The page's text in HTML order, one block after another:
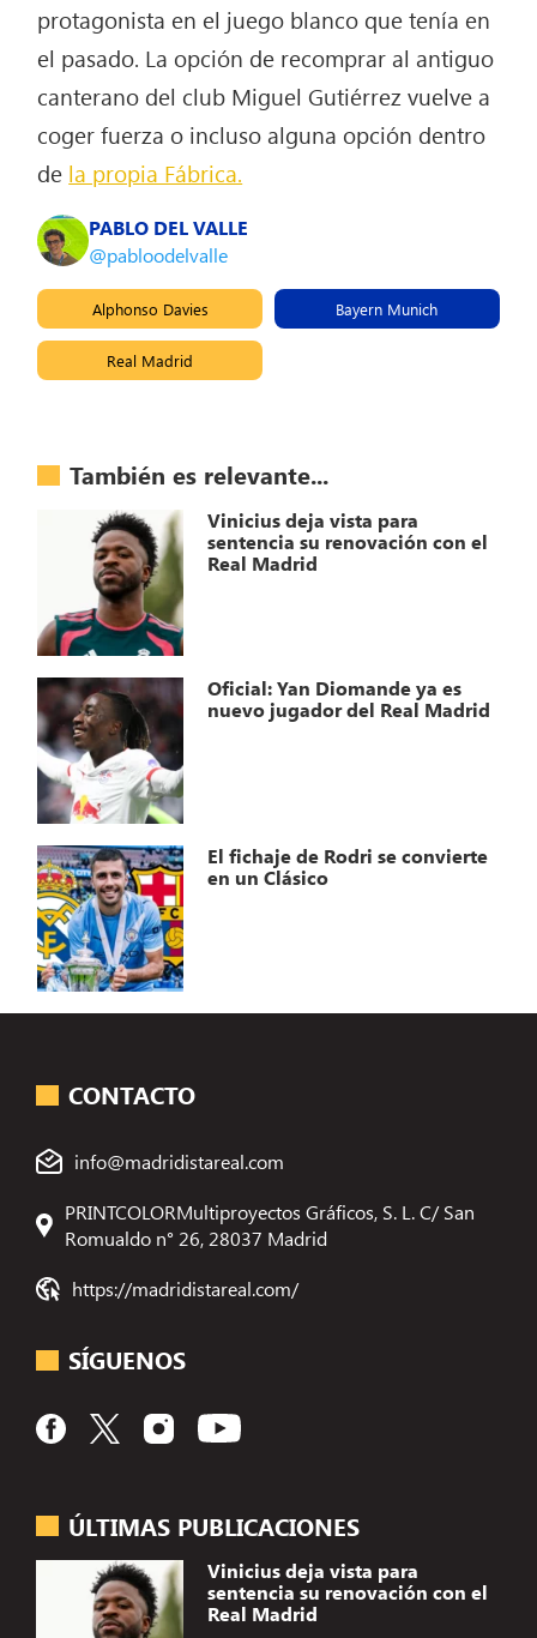
protagonista en el juego blanco que tenía en
el pasado. La opción de recomprar al antiguo
canterano del club Miguel Gutiérrez vuelve a
coger fuerza o incluso alguna opción dentro
de la propia Fábrica.
PABLO DEL VALLE
@pabloodelvalle
Alphonso Davies Bayern Munich
Real Madrid
También es relevante...
Vinicius deja vista para
sentencia su renovación con el
Real Madrid
Oficial: Yan Diomande ya es
nuevo jugador del Real Madrid
El fichaje de Rodri se convierte
en un Clásico
ÚLTIMAS PUBLICACIONES
Vinicius deja vista para
sentencia su renovación con el
Real Madrid
CONTACTO
info@madridistareal.com
PRINTCOLORMultiproyectos Gráficos, S. L. C/ San
Romualdo n° 26, 28037 Madrid
https://madridistareal.com/
SÍGUENOS